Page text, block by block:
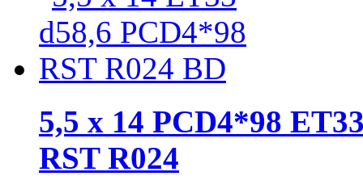
5,5 x 14 PCD4*98
RST R024